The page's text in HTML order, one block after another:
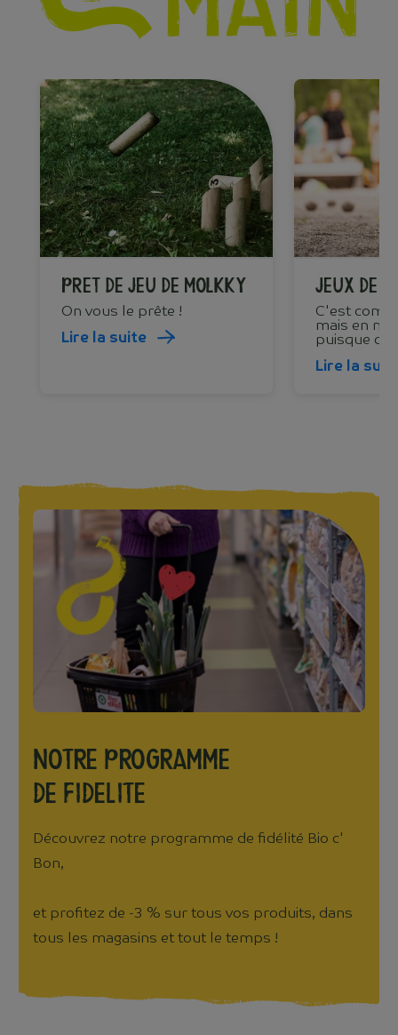
Pret de jeu de molkky
On vous le prête !
Lire la suite
Jeux de
C'est
mais en
puisque
Lire la
NOTRE PROGRAMME
DE FIDELITE
Découvrez notre programme de fidélité Bio c'
Bon,
et profitez de -3 % sur tous vos produits, dans
tous les magasins et tout le temps !